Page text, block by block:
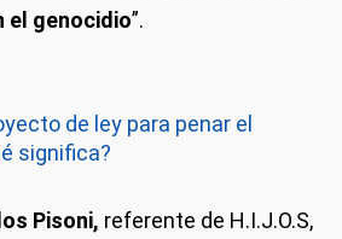
el genocidio”.
de ley para penar el
significa?
Pisoni, referente de H.I.J.O.S,